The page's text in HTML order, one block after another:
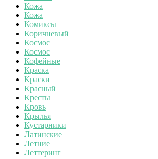
Кожа
Кожа
Комиксы
Коричневый
Космос
Космос
Кофейные
Краска
Краски
Красный
Кресты
Кровь
Крылья
Кустарники
Латинские
Летние
Леттеринг